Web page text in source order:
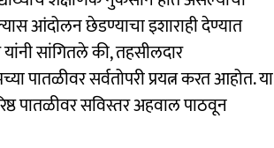
आंदोलन छेडण्याचा इशाराही देण्यात
सांगितले की, तहसीलदार
पातळीवर सर्वतोपरी प्रयत्न करत आहोत. या
पातळीवर सविस्तर अहवाल पाठवून